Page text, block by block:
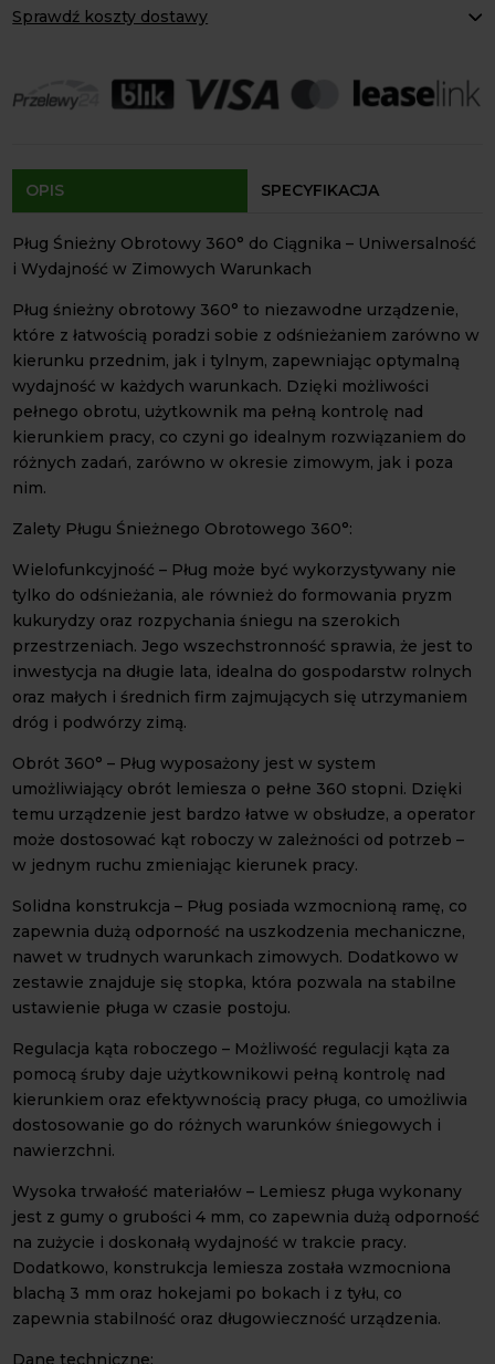
na
Ciągnika
Sprawdź koszty dostawy
Agrol transport: 200 zł
Agrol transport gabaryty: ustalane indywidualnie
Dostępność form dostawy i ceny uzależniona od produktu.
OPIS SPECYFIKACJA
Pług Śnieżny Obrotowy 360° do Ciągnika – Uniwersalność
i Wydajność w Zimowych Warunkach
Pług śnieżny obrotowy 360° to niezawodne urządzenie,
które z łatwością poradzi sobie z odśnieżaniem zarówno w
kierunku przednim, jak i tylnym, zapewniając optymalną
wydajność w każdych warunkach. Dzięki możliwości
pełnego obrotu, użytkownik ma pełną kontrolę nad
kierunkiem pracy, co czyni go idealnym rozwiązaniem do
różnych zadań, zarówno w okresie zimowym, jak i poza
nim.
Zalety Pługu Śnieżnego Obrotowego 360°:
Wielofunkcyjność – Pług może być wykorzystywany nie
tylko do odśnieżania, ale również do formowania pryzm
kukurydzy oraz rozpychania śniegu na szerokich
przestrzeniach. Jego wszechstronność sprawia, że jest to
inwestycja na długie lata, idealna do gospodarstw rolnych
oraz małych i średnich firm zajmujących się utrzymaniem
dróg i podwórzy zimą.
Obrót 360° – Pług wyposażony jest w system
umożliwiający obrót lemiesza o pełne 360 stopni. Dzięki
temu urządzenie jest bardzo łatwe w obsłudze, a operator
może dostosować kąt roboczy w zależności od potrzeb –
w jednym ruchu zmieniając kierunek pracy.
Solidna konstrukcja – Pług posiada wzmocnioną ramę, co
zapewnia dużą odporność na uszkodzenia mechaniczne,
nawet w trudnych warunkach zimowych. Dodatkowo w
zestawie znajduje się stopka, która pozwala na stabilne
ustawienie pługa w czasie postoju.
Regulacja kąta roboczego – Możliwość regulacji kąta za
pomocą śruby daje użytkownikowi pełną kontrolę nad
kierunkiem oraz efektywnością pracy pługa, co umożliwia
dostosowanie go do różnych warunków śniegowych i
nawierzchni.
Wysoka trwałość materiałów – Lemiesz pługa wykonany
jest z gumy o grubości 4 mm, co zapewnia dużą odporność
na zużycie i doskonałą wydajność w trakcie pracy.
Dodatkowo, konstrukcja lemiesza została wzmocniona
blachą 3 mm oraz hokejami po bokach i z tyłu, co
zapewnia stabilność oraz długowieczność urządzenia.
Dane techniczne: